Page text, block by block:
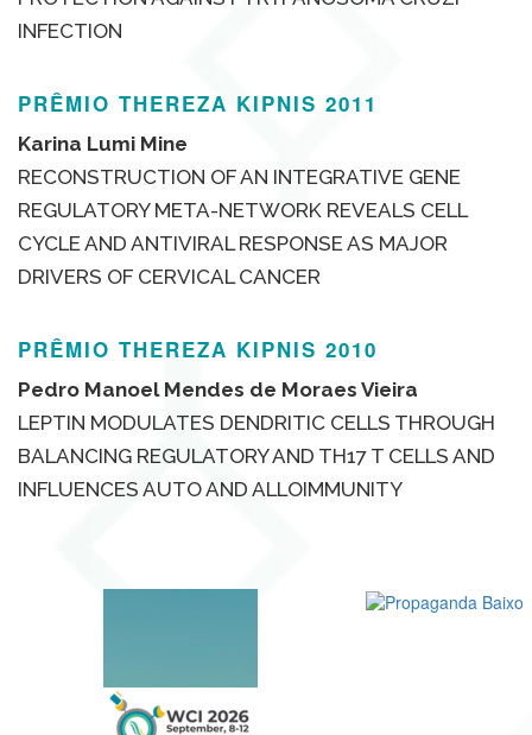
INFECTION
PRÊMIO THEREZA KIPNIS 2011
Karina Lumi Mine
RECONSTRUCTION OF AN INTEGRATIVE GENE
REGULATORY META-NETWORK REVEALS CELL
CYCLE AND ANTIVIRAL RESPONSE AS MAJOR
DRIVERS OF CERVICAL CANCER
PRÊMIO THEREZA KIPNIS 2010
Pedro Manoel Mendes de Moraes Vieira
LEPTIN MODULATES DENDRITIC CELLS THROUGH
BALANCING REGULATORY AND TH17 T CELLS AND
INFLUENCES AUTO AND ALLOIMMUNITY